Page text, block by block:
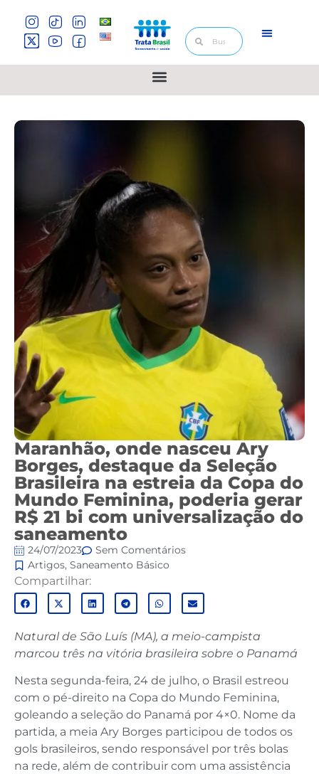
Maranhão, onde nasceu Ary
Borges, destaque da Seleção
Brasileira na estreia da Copa do
Mundo Feminina, poderia gerar
R$ 21 bi com universalização do
saneamento
24/07/2023
Sem Comentários
Artigos, Saneamento Básico
Compartilhar:
Natural de São Luís (MA), a meio-campista
marcou três na vitória brasileira sobre o Panamá
Nesta segunda-feira, 24 de julho, o Brasil estreou
com o pé-direito na Copa do Mundo Feminina,
goleando a seleção do Panamá por 4×0. Nome da
partida, a meia Ary Borges participou de todos os
gols brasileiros, sendo responsável por três bolas
na rede, além de contribuir com uma assistência